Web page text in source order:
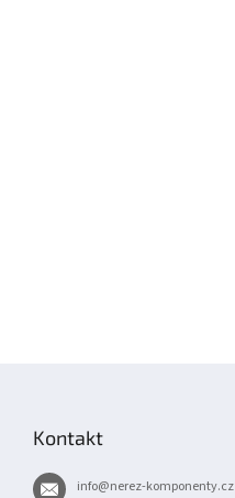
Kontakt
info@nerez-komponenty.cz